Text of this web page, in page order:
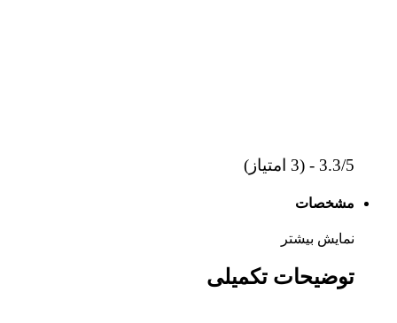
3.3/5 - (3 امتیاز)
مشخصات
نمایش بیشتر
توضیحات تکمیلی